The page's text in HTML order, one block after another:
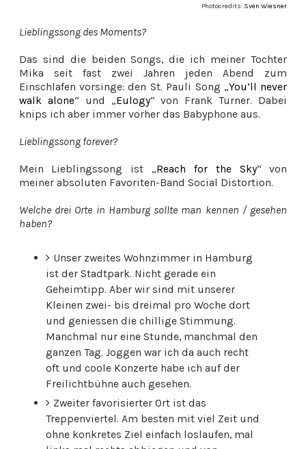
Photocredits: Sven Wiesner
Lieblingssong des Moments?
Das sind die beiden Songs, die ich meiner Tochter
Mika seit fast zwei Jahren jeden Abend zum
Einschlafen vorsinge: den St. Pauli Song „You’ll never
walk alone“ und „Eulogy“ von Frank Turner. Dabei
knips ich aber immer vorher das Babyphone aus.
Lieblingssong forever?
Mein Lieblingssong ist „Reach for the Sky“ von
meiner absoluten Favoriten-Band Social Distortion.
Welche drei Orte in Hamburg sollte man kennen / gesehen
haben?
Unser zweites Wohnzimmer in Hamburg
ist der Stadtpark. Nicht gerade ein
Geheimtipp. Aber wir sind mit unserer
Kleinen zwei- bis dreimal pro Woche dort
und geniessen die chillige Stimmung.
Manchmal nur eine Stunde, manchmal den
ganzen Tag. Joggen war ich da auch recht
oft und coole Konzerte habe ich auf der
Freilichtbühne auch gesehen.
Zweiter favorisierter Ort ist das
Treppenviertel. Am besten mit viel Zeit und
ohne konkretes Ziel einfach loslaufen, mal